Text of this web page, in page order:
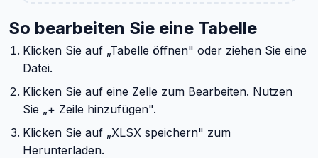
So bearbeiten Sie eine Tabelle
Klicken Sie auf „Tabelle öffnen" oder ziehen Sie eine
Datei.
Klicken Sie auf eine Zelle zum Bearbeiten. Nutzen
Sie „+ Zeile hinzufügen".
Klicken Sie auf „XLSX speichern" zum
Herunterladen.